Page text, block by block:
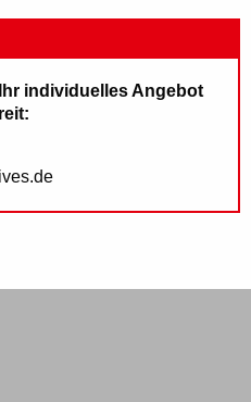
individuelles Angebot